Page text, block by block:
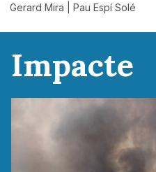
Gerard Mira | Pau Espí Solé
Impacte